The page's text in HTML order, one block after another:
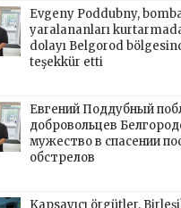
Evgeny Poddubny,
yaralananları
dolayı Belgorod
teşekkür etti
Евгений Поддубный
добровольцев
мужество в спасении
обстрелов
Kapsayıcı örgütler,